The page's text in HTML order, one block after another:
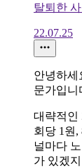
탈퇴한
22.07.25
안녕하세
문가입니
대략적인
회당 1원,
널마다
가 있겠